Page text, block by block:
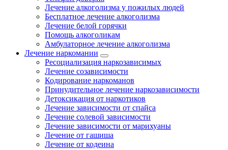
Лечение алкоголизма у пожилых людей
Бесплатное лечение алкоголизма
Лечение белой горячки
Помощь алкоголикам
Амбулаторное лечение алкоголизма
Лечение наркомании
Ресоциализация наркозависимых
Лечение созависимости
Кодирование наркоманов
Принудительное лечение наркозависимости
Детоксикация от наркотиков
Лечение зависимости от спайса
Лечение солевой зависимости
Лечение зависимости от марихуаны
Лечение от гашиша
Лечение от кодеина